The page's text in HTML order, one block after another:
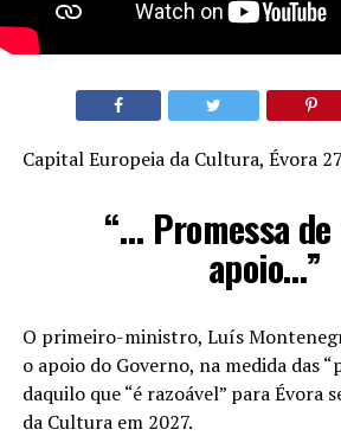
Capital Europeia da Cultura, Évora 27
“… Promessa
apoio…”
O primeiro-ministro, Luís
o apoio do Governo, na medida das
daquilo que “é razoável” para Évora
da Cultura em 2027.